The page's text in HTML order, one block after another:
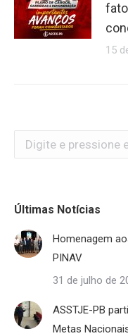
15
Search:
Últimas Notícias
Homenagem
PINAV
31 de julho de
ASSTJE-PB
Metas